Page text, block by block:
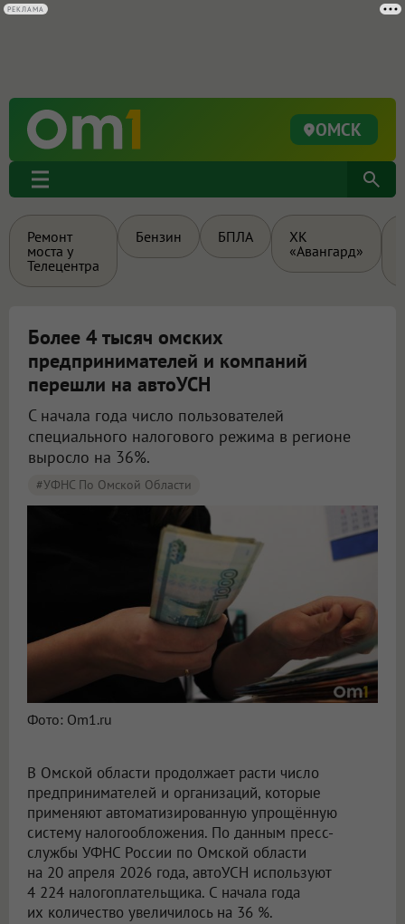
ОМСК
Ремонт
моста у
Телецентра
Бензин БПЛА
ХК
«Авангард»
Более 4 тысяч омских
предпринимателей и компаний
перешли на автоУСН
С начала года число пользователей
специального налогового режима в регионе
выросло на 36%.
#УФНС По Омской Области
Фото: Om1.ru
В Омской области продолжает расти число
предпринимателей и организаций, которые
применяют автоматизированную упрощённую
систему налогообложения. По данным пресс-
службы УФНС России по Омской области
на 20 апреля 2026 года, автоУСН используют
4 224 налогоплательщика. С начала года
их количество увеличилось на 36 %.